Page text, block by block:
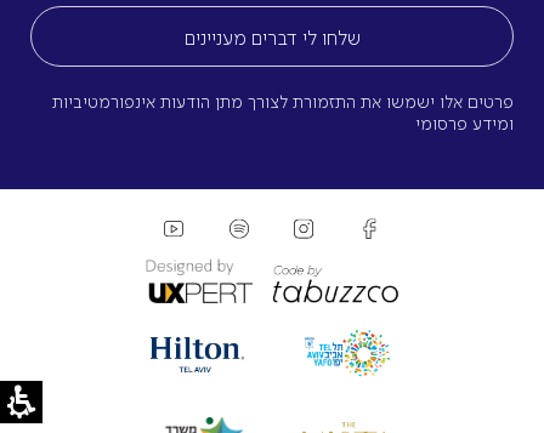
פרטים אלו ישמשו את התזמורת לצורך מתן הודעות אינפורמטיביות
ומידע פרסומי